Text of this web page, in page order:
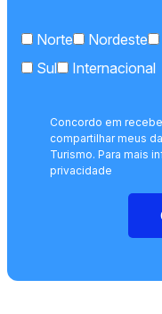
Norte Nordeste
Sul
Internacional
Concordo em
compartilhar meus
Turismo. Para mais
privacidade